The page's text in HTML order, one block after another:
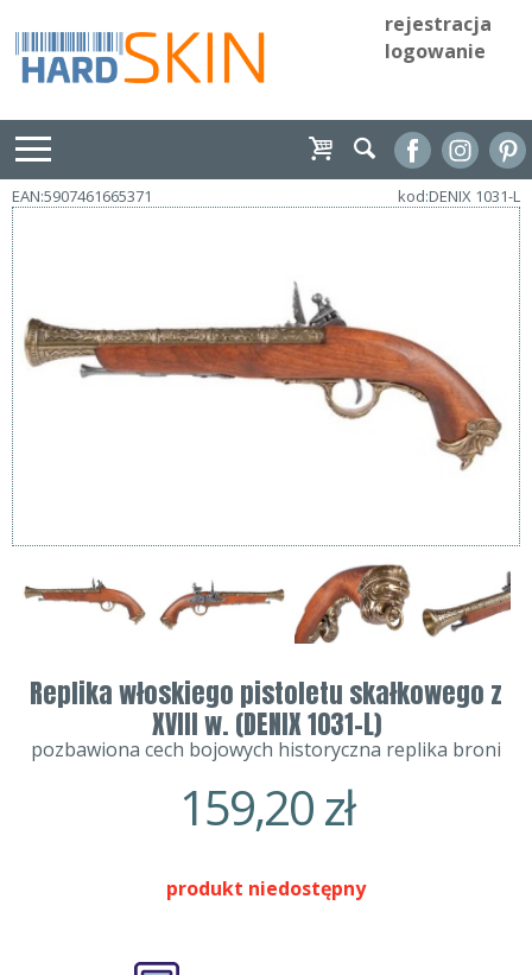
rejestracja
logowanie
EAN:5907461665371 kod:DENIX 1031-L
Replika włoskiego pistoletu skałkowego z
XVIII w. (DENIX 1031-L)
pozbawiona cech bojowych historyczna replika broni
159,20zł
produkt niedostępny